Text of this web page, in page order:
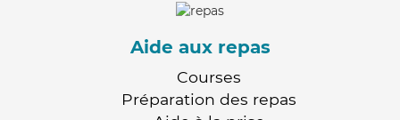
Aide aux repas
Courses
Préparation des repas